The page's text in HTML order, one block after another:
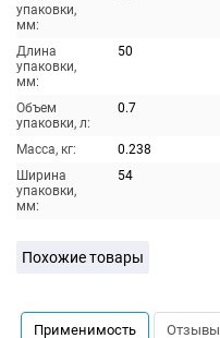
упаковки,
мм:
Длина
упаковки,
мм:
50
Объем
упаковки, л:
0.7
Масса, кг:
0.238
Ширина
упаковки,
мм:
54
Похожие товары
Применимость Отзывы